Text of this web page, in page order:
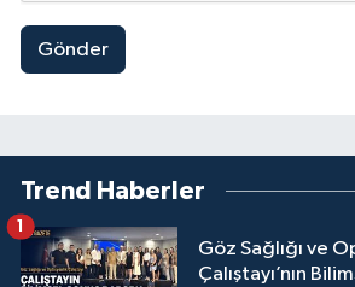
Gönder
Trend Haberler
Göz Sağlığı ve
Çalıştayı’nın
1